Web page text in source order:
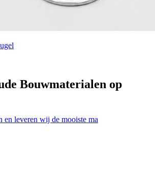
Bouwmaterialen op
en leveren wij de mooiste ma